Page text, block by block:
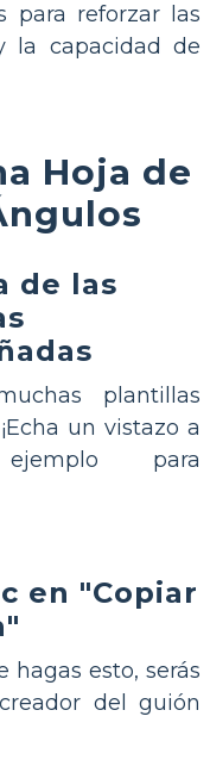
para reforzar las
la capacidad de
Hoja de
de las
plantillas
un vistazo a
para
en "Copiar
hagas esto, serás
del guión